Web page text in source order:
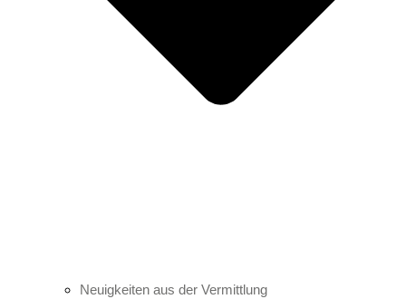
Neuigkeiten aus der Vermittlung